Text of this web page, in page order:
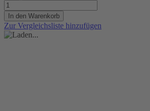
In den Warenkorb
Zur Vergleichsliste hinzufügen